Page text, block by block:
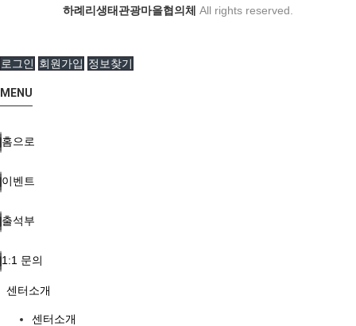
하례리생태관광마을협의체 All rights reserved.
로그인 회원가입 정보찾기
MENU
홈으로
이벤트
출석부
1:1 문의
센터소개
센터소개